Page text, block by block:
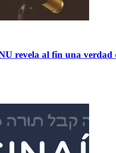
revela al fin una verdad